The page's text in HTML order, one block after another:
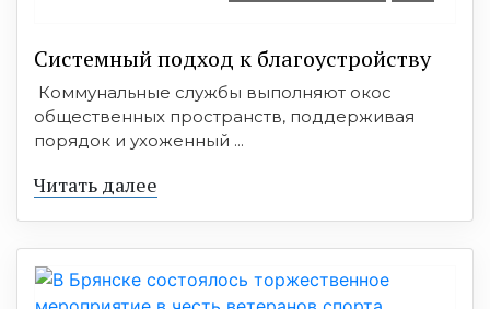
Системный подход к благоустройству
Коммунальные службы выполняют окос
общественных пространств, поддерживая
порядок и ухоженный ...
Читать далее